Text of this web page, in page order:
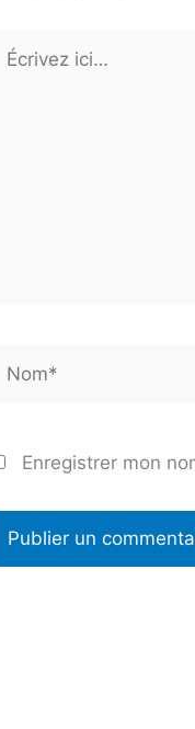
Écrivez
Enregistrer mon